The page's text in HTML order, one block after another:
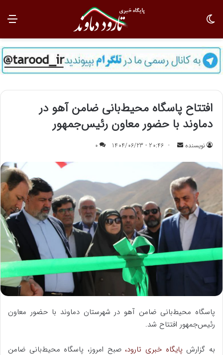
افتتاح پاسگاه محیط‌بانی ضامن آهو در
دماوند با حضور معاون رئیس‌جمهور
نویسنده
س
ا
ل
ب
ه
ا
م
ی
20:46 - 1404/06/23
0
پاسگاه محیط‌بانی ضامن آهو در شهرستان دماوند با حضور معاون
رئیس‌جمهور افتتاح شد.
به گزارش پایگاه خبری تارود، صبح امروز، پاسگاه محیط‌بانی ضامن